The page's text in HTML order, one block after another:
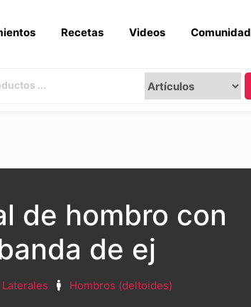
Recetas Videos Comunidad
de hombro con
de ej
Laterales Hombros (deltoides)